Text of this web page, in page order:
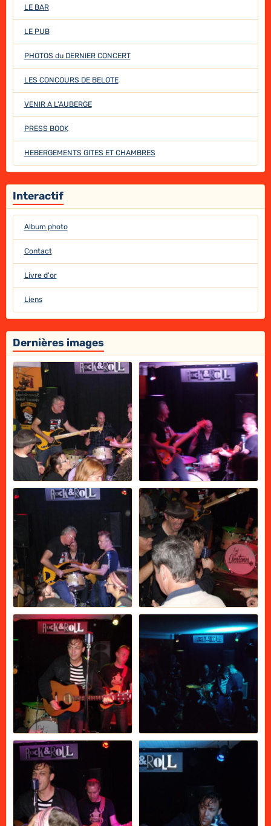
LE BAR
LE PUB
PHOTOS du DERNIER CONCERT
LES CONCOURS DE BELOTE
VENIR A L'AUBERGE
PRESS BOOK
HEBERGEMENTS GITES ET CHAMBRES
Interactif
Album photo
Contact
Livre d'or
Liens
Dernières images